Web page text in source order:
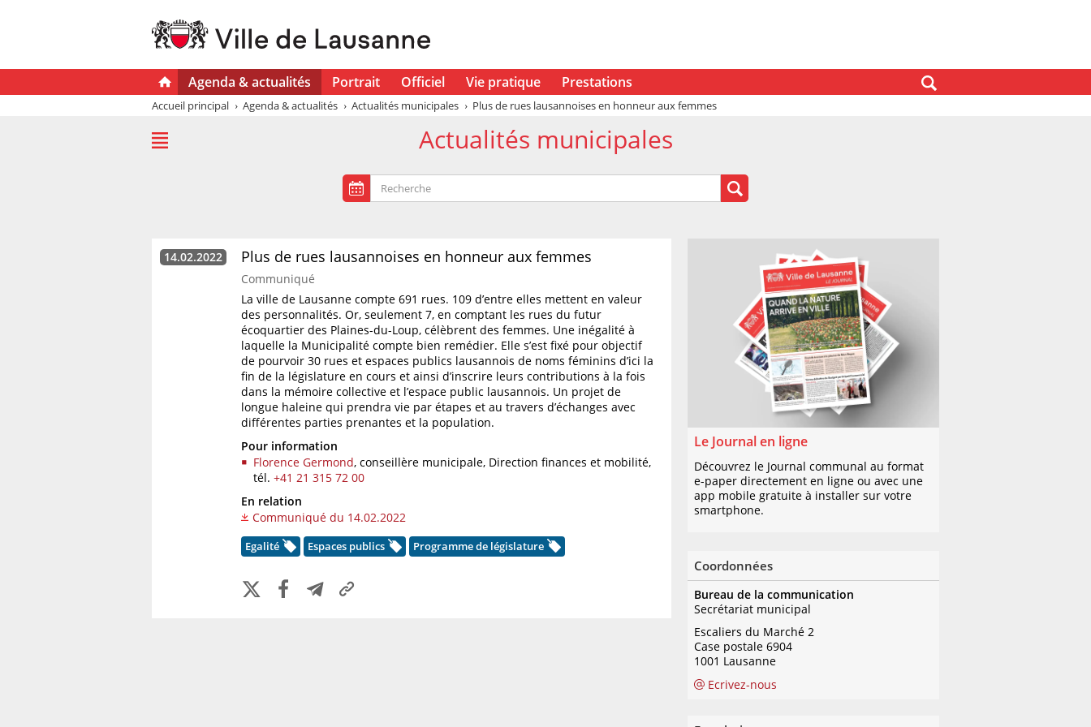
Agenda & actualités Portrait Officiel Vie pratique Prestations
Accueil principal Agenda & actualités Actualités municipales Plus de rues lausannoises en honneur aux femmes
Actualités municipales
14.02.2022 Plus de rues lausannoises en honneur aux femmes
Communiqué
La ville de Lausanne compte 691 rues. 109 d’entre elles mettent en valeur
des personnalités. Or, seulement 7, en comptant les rues du futur
écoquartier des Plaines-du-Loup, célèbrent des femmes. Une inégalité à
laquelle la Municipalité compte bien remédier. Elle s’est fixé pour objectif
de pourvoir 30 rues et espaces publics lausannois de noms féminins d’ici la
fin de la législature en cours et ainsi d’inscrire leurs contributions à la fois
dans la mémoire collective et l’espace public lausannois. Un projet de
longue haleine qui prendra vie par étapes et au travers d’échanges avec
différentes parties prenantes et la population.
Pour information
Florence Germond, conseillère municipale, Direction finances et mobilité,
tél. +41 21 315 72 00
En relation
Communiqué du 14.02.2022
Egalité Espaces publics Programme de législature
Le Journal en ligne
Découvrez le Journal communal au format
e-paper directement en ligne ou avec une
app mobile gratuite à installer sur votre
smartphone.
Coordonnées
Bureau de la communication
Secrétariat municipal
Escaliers du Marché 2
Case postale 6904
1001 Lausanne
Ecrivez-nous